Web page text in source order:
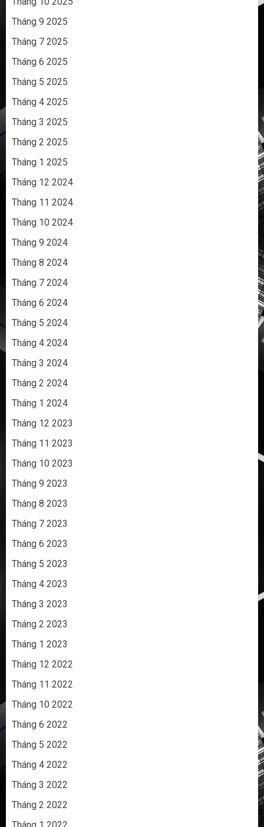
Tháng 9 2025
Tháng 7 2025
Tháng 6 2025
Tháng 5 2025
Tháng 4 2025
Tháng 3 2025
Tháng 2 2025
Tháng 1 2025
Tháng 12 2024
Tháng 11 2024
Tháng 10 2024
Tháng 9 2024
Tháng 8 2024
Tháng 7 2024
Tháng 6 2024
Tháng 5 2024
Tháng 4 2024
Tháng 3 2024
Tháng 2 2024
Tháng 1 2024
Tháng 12 2023
Tháng 11 2023
Tháng 10 2023
Tháng 9 2023
Tháng 8 2023
Tháng 7 2023
Tháng 6 2023
Tháng 5 2023
Tháng 4 2023
Tháng 3 2023
Tháng 2 2023
Tháng 1 2023
Tháng 12 2022
Tháng 11 2022
Tháng 10 2022
Tháng 6 2022
Tháng 5 2022
Tháng 4 2022
Tháng 3 2022
Tháng 2 2022